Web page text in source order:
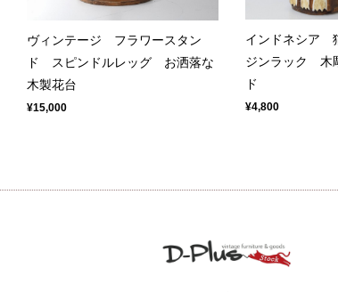
ヴィンテージ フラワースタン
ド スピンドルレッグ お洒落な
木製花台
¥15,000
インドネシア
ジンラック 木
ド
¥4,800